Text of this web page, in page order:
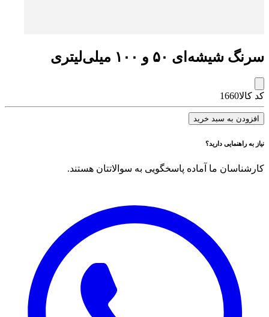
سرنگ شیشه‌ای ۵۰ و ۱۰۰ میلی‌لیتری
کد کالا1660
افزودن به سبد خرید
نیاز به راهنمایی دارید؟
کارشناسان ما آماده پاسخگویی به سوالاتتان هستند.